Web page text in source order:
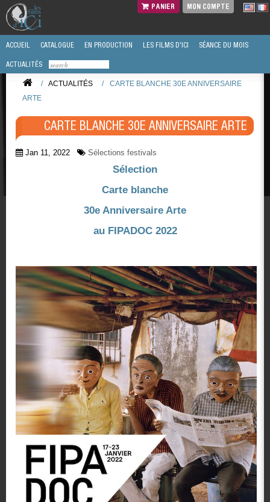
PANIER MON COMPTE
ACCUEIL CATALOGUE EN PRODUCTION LES FILMS D'ICI SÉANCE DU MOIS
ACTUALITÉS
/ ACTUALITÉS /
CARTE BLANCHE 30E ANNIVERSAIRE
ARTE
CARTE BLANCHE 30E ANNIVERSAIRE ARTE
Jan 11, 2022 Sélections festivals
Sélection
Carte blanche
30e Anniversaire Arte
au FIPADOC 2022